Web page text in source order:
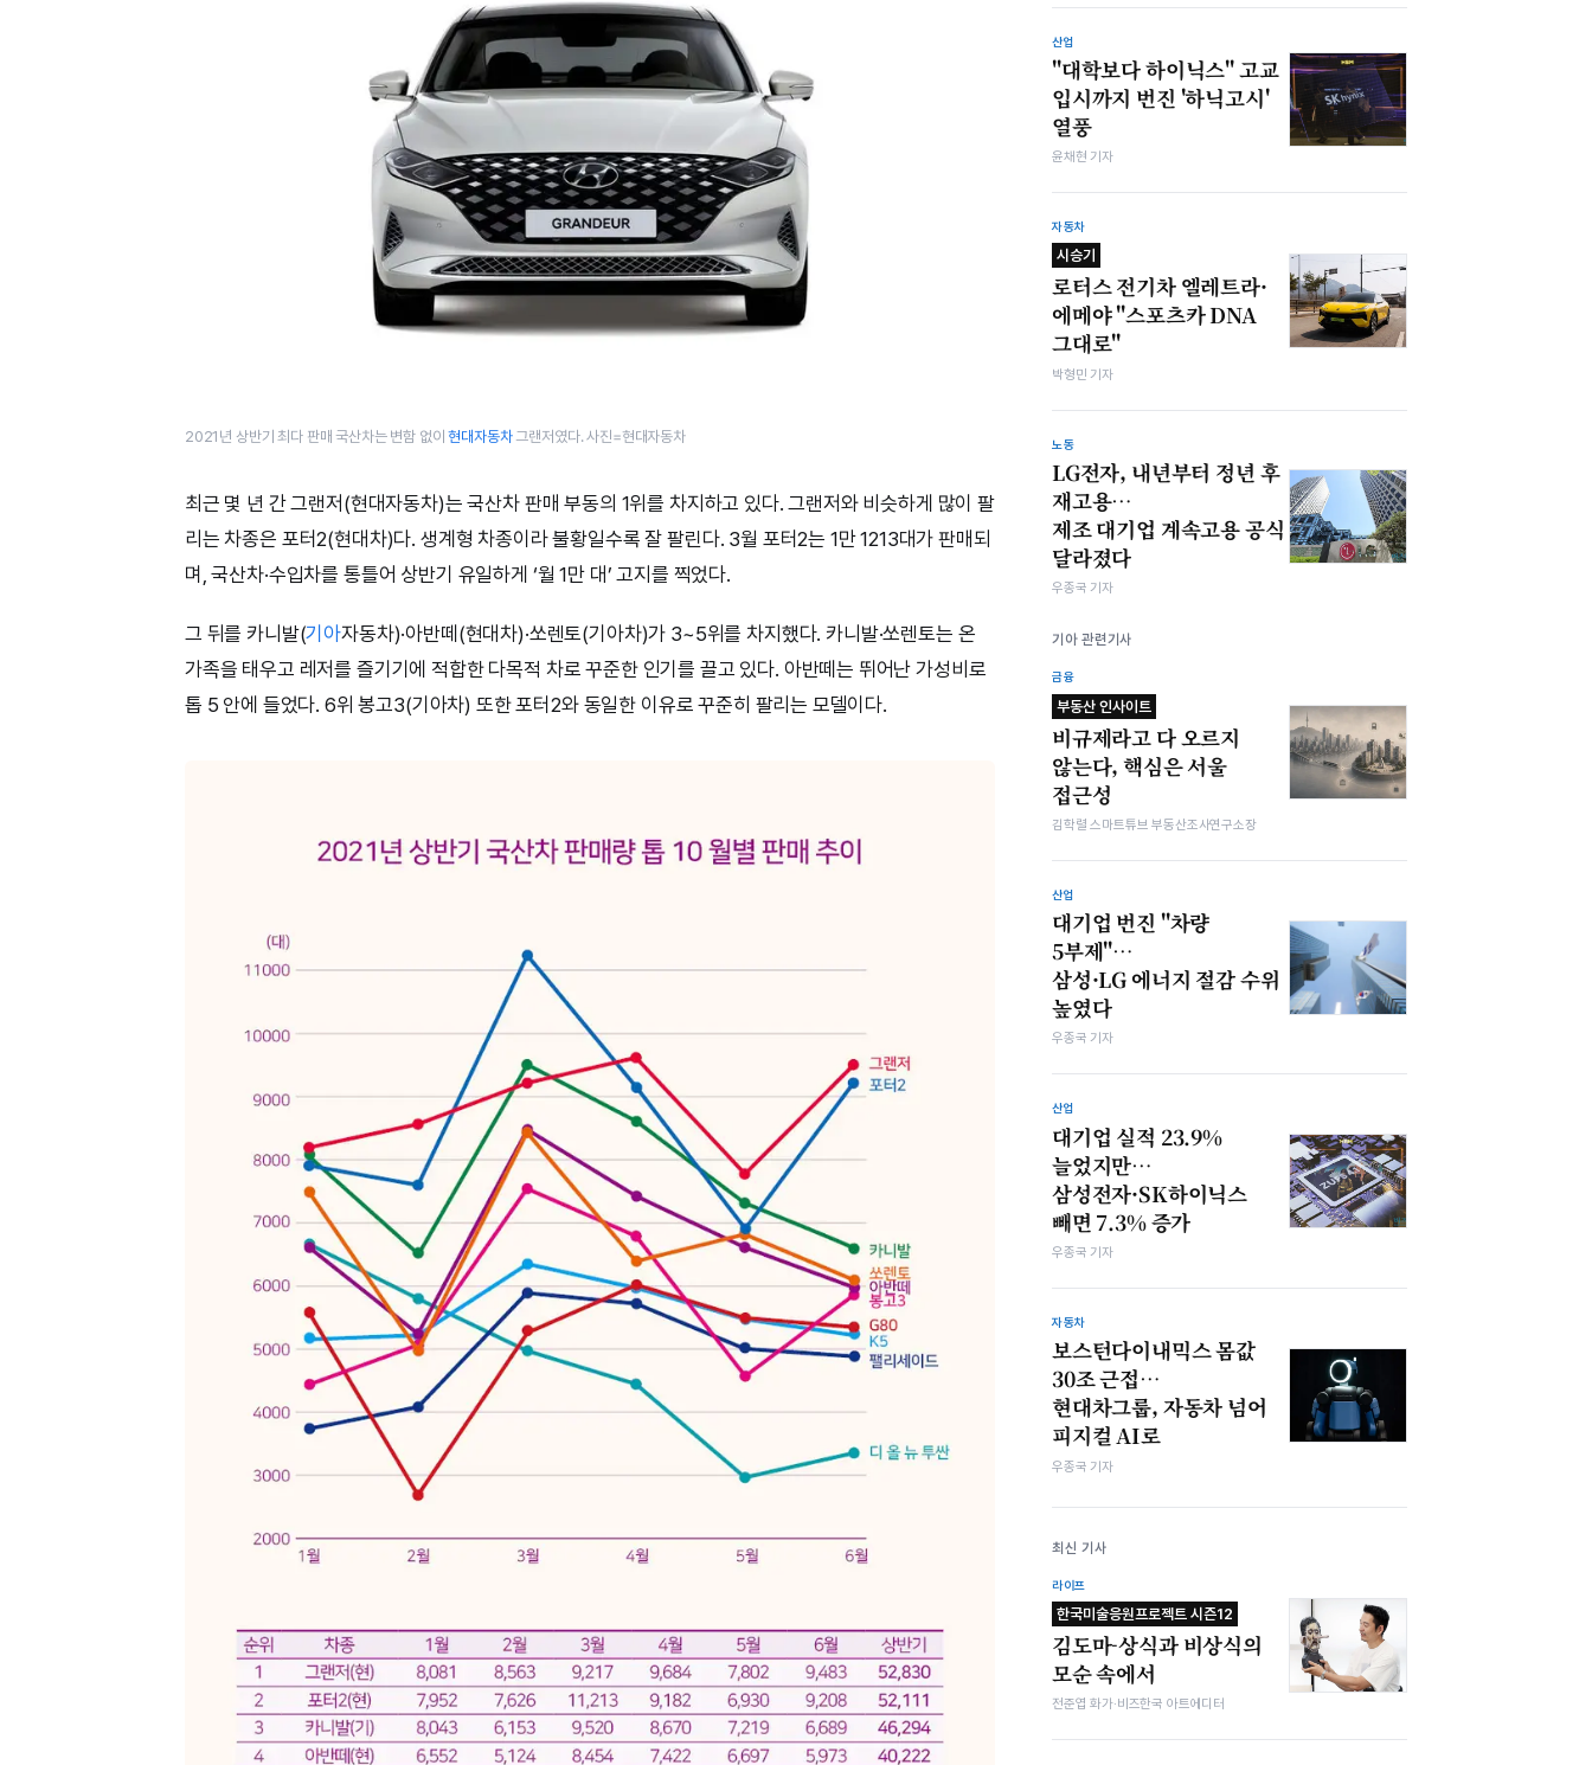
2021년 상반기 최다 판매 국산차는 변함 없이현대자동차그랜저였다. 사진=현대자동차
최근 몇 년 간 그랜저(현대자동차)는 국산차 판매 부동의 1위를 차지하고 있다. 그랜저와 비슷하게 많이 팔
리는 차종은 포터2(현대차)다. 생계형 차종이라 불황일수록 잘 팔린다. 3월 포터2는 1만 1213대가 판매되
며, 국산차·수입차를 통틀어 상반기 유일하게 ‘월 1만 대’ 고지를 찍었다.
그 뒤를 카니발(기아자동차)·아반떼(현대차)·쏘렌토(기아차)가 3~5위를 차지했다. 카니발·쏘렌토는 온
가족을 태우고 레저를 즐기기에 적합한 다목적 차로 꾸준한 인기를 끌고 있다. 아반떼는 뛰어난 가성비로
톱 5 안에 들었다. 6위 봉고3(기아차) 또한 포터2와 동일한 이유로 꾸준히 팔리는 모델이다.
산업
"대학보다 하이닉스" 고교
입시까지 번진 '하닉고시'
열풍
윤채현 기자
자동차
시승기
로터스 전기차 엘레트라·
에메야 "스포츠카 DNA
그대로"
박형민 기자
노동
LG전자, 내년부터 정년 후
재고용…
제조 대기업 계속고용 공식
달라졌다
우종국 기자
기아 관련기사
금융
부동산 인사이트
비규제라고 다 오르지
않는다, 핵심은 서울
접근성
김학렬 스마트튜브 부동산조사연구소장
산업
대기업 번진 "차량
5부제"…
삼성·LG 에너지 절감 수위
높였다
우종국 기자
산업
대기업 실적 23.9%
늘었지만…
삼성전자·SK하이닉스
빼면 7.3% 증가
우종국 기자
자동차
보스턴다이내믹스 몸값
30조 근접…
현대차그룹, 자동차 넘어
피지컬 AI로
우종국 기자
최신 기사
라이프
한국미술응원프로젝트 시즌12
김도마-상식과 비상식의
모순 속에서
전준엽 화가·비즈한국 아트에디터